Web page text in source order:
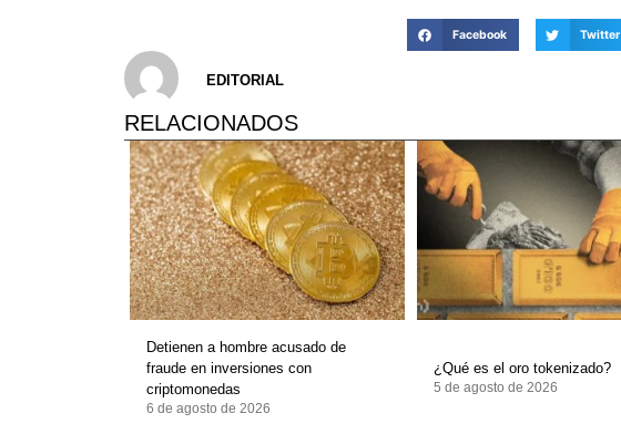
Facebook Twitter
EDITORIAL
RELACIONADOS
Detienen a hombre acusado de
fraude en inversiones con
criptomonedas
6 de agosto de 2026
¿Qué es el oro tokenizado?
5 de agosto de 2026